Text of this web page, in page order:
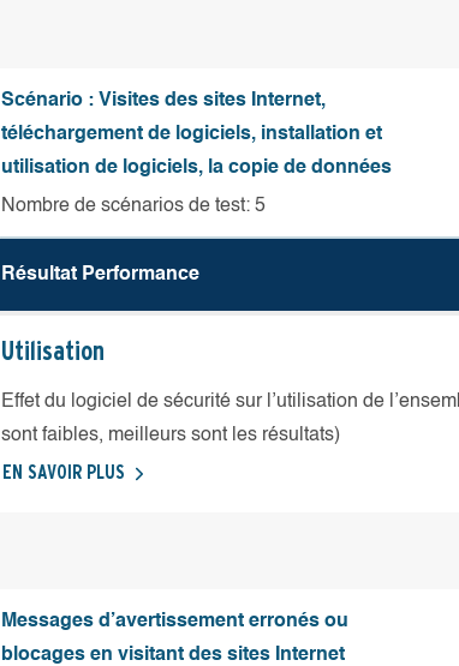
Scénario : Visites des sites Internet,
téléchargement de logiciels, installation et
utilisation de logiciels, la copie de données
Nombre de scénarios de test: 5
Résultat Performance
Utilisation
Effet du logiciel de sécurité sur l’utilisation de
sont faibles, meilleurs sont les résultats)
EN SAVOIR PLUS
Messages d’avertissement erronés ou
blocages en visitant des sites Internet